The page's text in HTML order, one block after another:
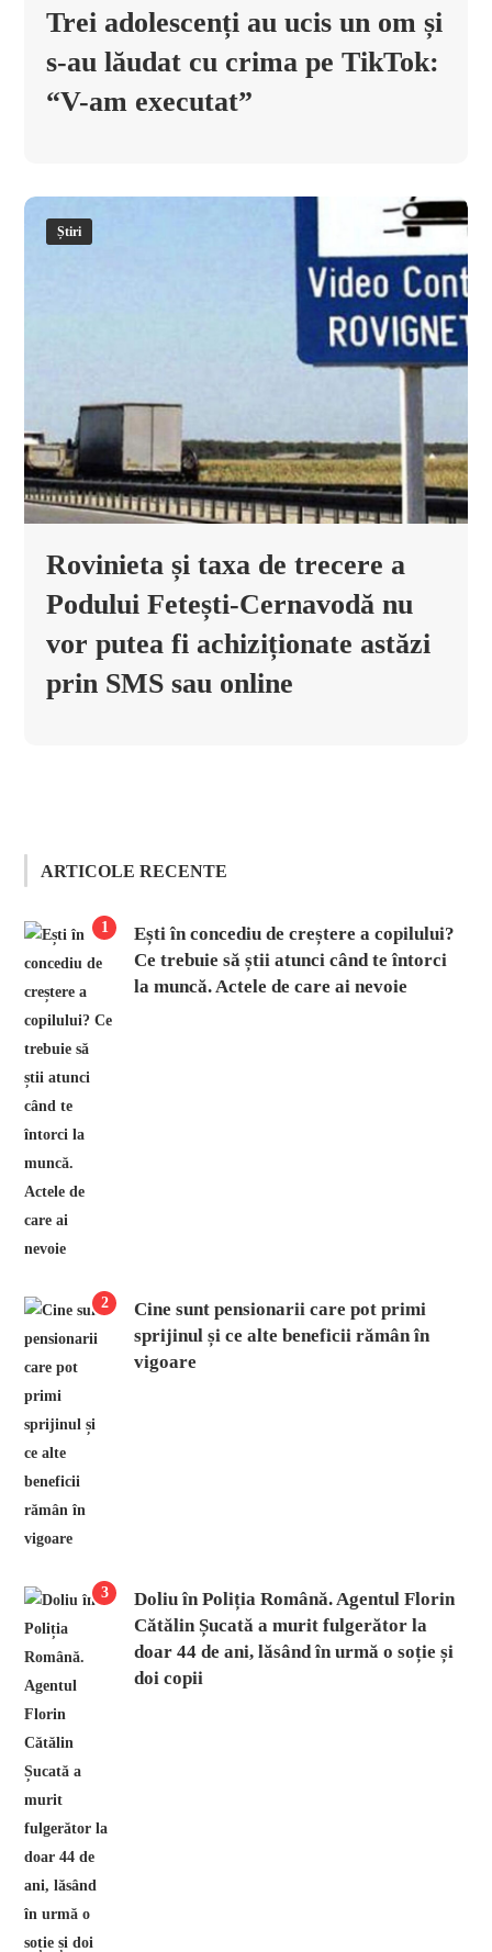
Trei adolescenți au ucis un om și
s-au lăudat cu crima pe TikTok:
“V-am executat”
Știri
Rovinieta și taxa de trecere a
Podului Fetești-Cernavodă nu
vor putea fi achiziționate astăzi
prin SMS sau online
ARTICOLE RECENTE
1
Ești în concediu de creștere a copilului?
Ce trebuie să știi atunci când te întorci
la muncă. Actele de care ai nevoie
2
Cine sunt pensionarii care pot primi
sprijinul și ce alte beneficii rămân în
vigoare
3
Doliu în Poliția Română. Agentul Florin
Cătălin Șucată a murit fulgerător la
doar 44 de ani, lăsând în urmă o soție și
doi copii